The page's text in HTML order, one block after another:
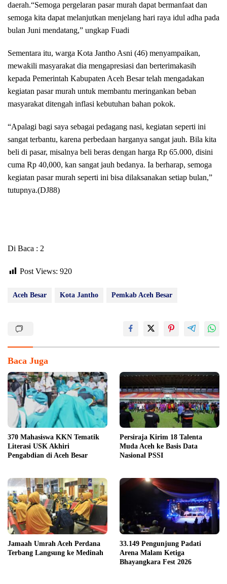
daerah.“Semoga pergelaran pasar murah dapat bermanfaat dan
semoga kita dapat melanjutkan menjelang hari raya idul adha pada
bulan Juni mendatang,” ungkap Fuadi
Sementara itu, warga Kota Jantho Asni (46) menyampaikan,
mewakili masyarakat dia mengapresiasi dan berterimakasih
kepada Pemerintah Kabupaten Aceh Besar telah mengadakan
kegiatan pasar murah untuk membantu meringankan beban
masyarakat ditengah inflasi kebutuhan bahan pokok.
“Apalagi bagi saya sebagai pedagang nasi, kegiatan seperti ini
sangat terbantu, karena perbedaan harganya sangat jauh. Bila kita
beli di pasar, misalnya beli beras dengan harga Rp 65.000, disini
cuma Rp 40,000, kan sangat jauh bedanya. Ia berharap, semoga
kegiatan pasar murah seperti ini bisa dilaksanakan setiap bulan,”
tutupnya.(DJ88)
Di Baca : 2
Post Views: 920
Aceh Besar Kota Jantho Pemkab Aceh Besar
Baca Juga
370 Mahasiswa KKN Tematik
Literasi USK Akhiri
Pengabdian di Aceh Besar
Persiraja Kirim 18 Talenta
Muda Aceh ke Basis Data
Nasional PSSI
Jamaah Umrah Aceh Perdana
Terbang Langsung ke Medinah
33.149 Pengunjung Padati
Arena Malam Ketiga
Bhayangkara Fest 2026